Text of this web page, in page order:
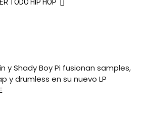
TODO HIP HOP
y Shady Boy Pi fusionan samples,
y drumless en su nuevo LP